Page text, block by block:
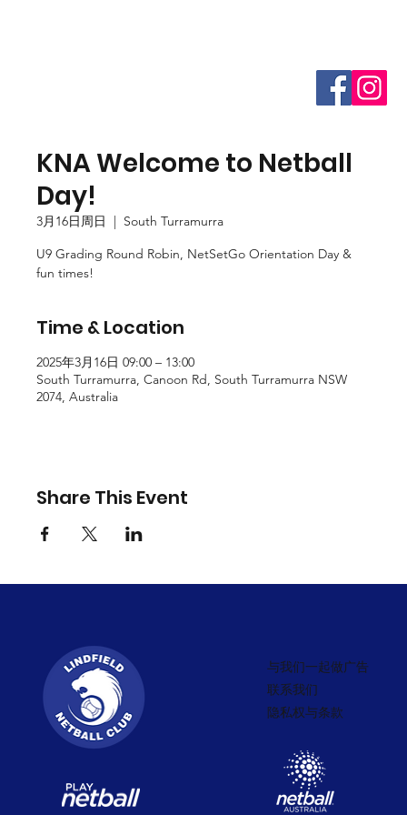
KNA Welcome to Netball
Day!
3月16日周日
  |
South Turramurra
U9 Grading Round Robin, NetSetGo Orientation Day &
fun times!
Time & Location
2025年3月16日 09:00 – 13:00
South Turramurra, Canoon Rd, South Turramurra NSW
2074, Australia
Share This Event
与我们一起做广告
联系我们
隐私权与条款